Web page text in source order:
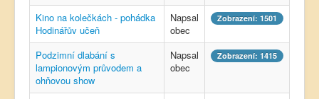
Kino na kolečkách - pohádka
Hodinářův učeň
Napsal
obec
Zobrazení: 1501
Podzimní dlabání s
lampionovým průvodem a
ohňovou show
Napsal
obec
Zobrazení: 1415